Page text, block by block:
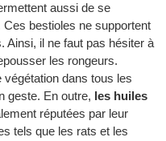
aussi de se
bestioles ne supportent
Ainsi, il ne faut pas hésiter à
les rongeurs.
dans tous les
geste. En outre, les huiles
réputées par leur
tels que les rats et les